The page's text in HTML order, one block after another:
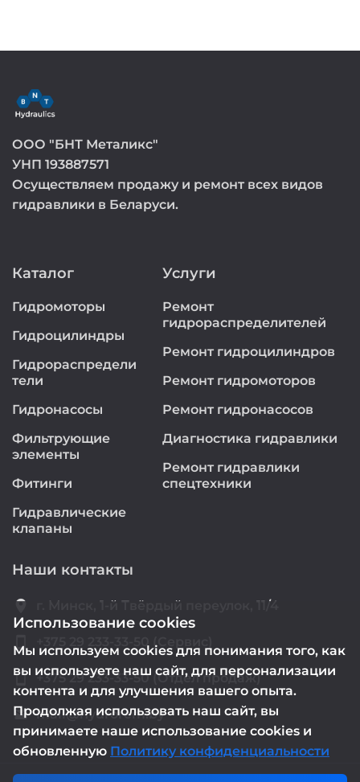
ООО "БНТ Металикс"
УНП 193887571
Осуществляем продажу и ремонт всех видов
гидравлики в Беларуси.
Каталог
Гидромоторы
Гидроцилиндры
Гидрораспредели
тели
Гидронасосы
Фильтрующие
элементы
Фитинги
Гидравлические
клапаны
Услуги
Ремонт
гидрораспределителей
Ремонт гидроцилиндров
Ремонт гидромоторов
Ремонт гидронасосов
Диагностика гидравлики
Ремонт гидравлики
спецтехники
Наши контакты
location_on г. Минск, 1-й Твёрдый переулок, 11/4
smartphone +375 29 233-33-50 (Сервис)
smartphone +375 29 233-33-50 (Отдел продаж)
email mail@hydrorem.by
Использование cookies
Мы используем cookies для понимания того, как
вы используете наш сайт, для персонализации
контента и для улучшения вашего опыта.
Продолжая использовать наш сайт, вы
принимаете наше использование cookies и
обновленную Политику конфиденциальности